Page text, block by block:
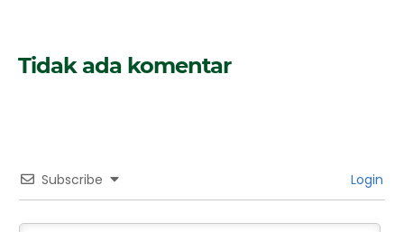
Tidak ada komentar
Subscribe Login